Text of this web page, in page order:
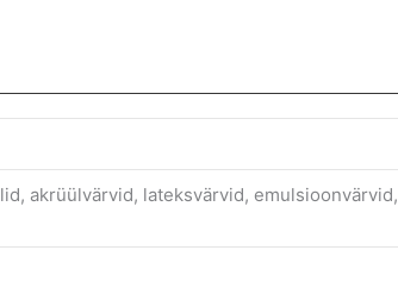
akrüülvärvid, lateksvärvid, emulsioonvärvid,